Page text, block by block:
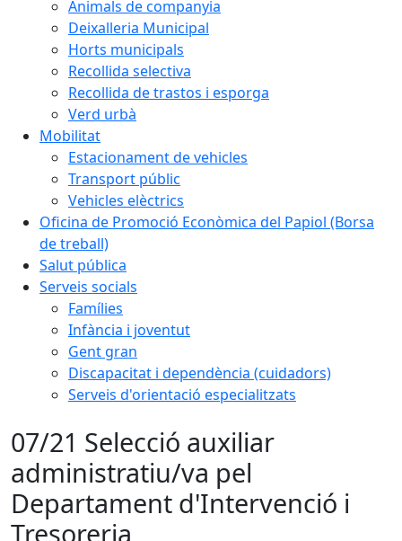
Animals de companyia
Deixalleria Municipal
Horts municipals
Recollida selectiva
Recollida de trastos i esporga
Verd urbà
Mobilitat
Estacionament de vehicles
Transport públic
Vehicles elèctrics
Oficina de Promoció Econòmica del Papiol (Borsa
de treball)
Salut pública
Serveis socials
Famílies
Infància i joventut
Gent gran
Discapacitat i dependència (cuidadors)
Serveis d'orientació especialitzats
07/21 Selecció auxiliar
administratiu/va pel
Departament d'Intervenció i
Tresoreria